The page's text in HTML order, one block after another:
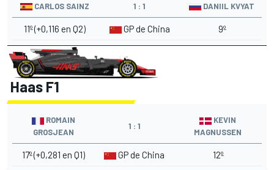
CARLOS SAINZ 1 : 1 DANIIL KVYAT
11º (+0,116 en Q2) GP de China 9º
Haas F1
ROMAIN
GROSJEAN
1 : 1
KEVIN
MAGNUSSEN
17º (+0,281 en Q1) GP de China 12º